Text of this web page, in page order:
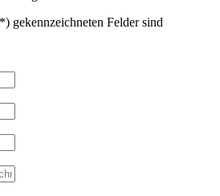
gekennzeichneten Felder sind